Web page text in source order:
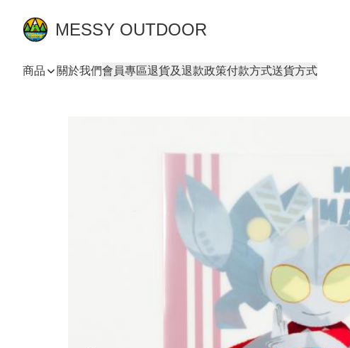
MESSY OUTDOOR
商品 關於我們會員專區退貨及退款政策付款方式送貨方式